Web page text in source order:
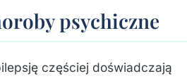
psychiczne
częściej doświadczają